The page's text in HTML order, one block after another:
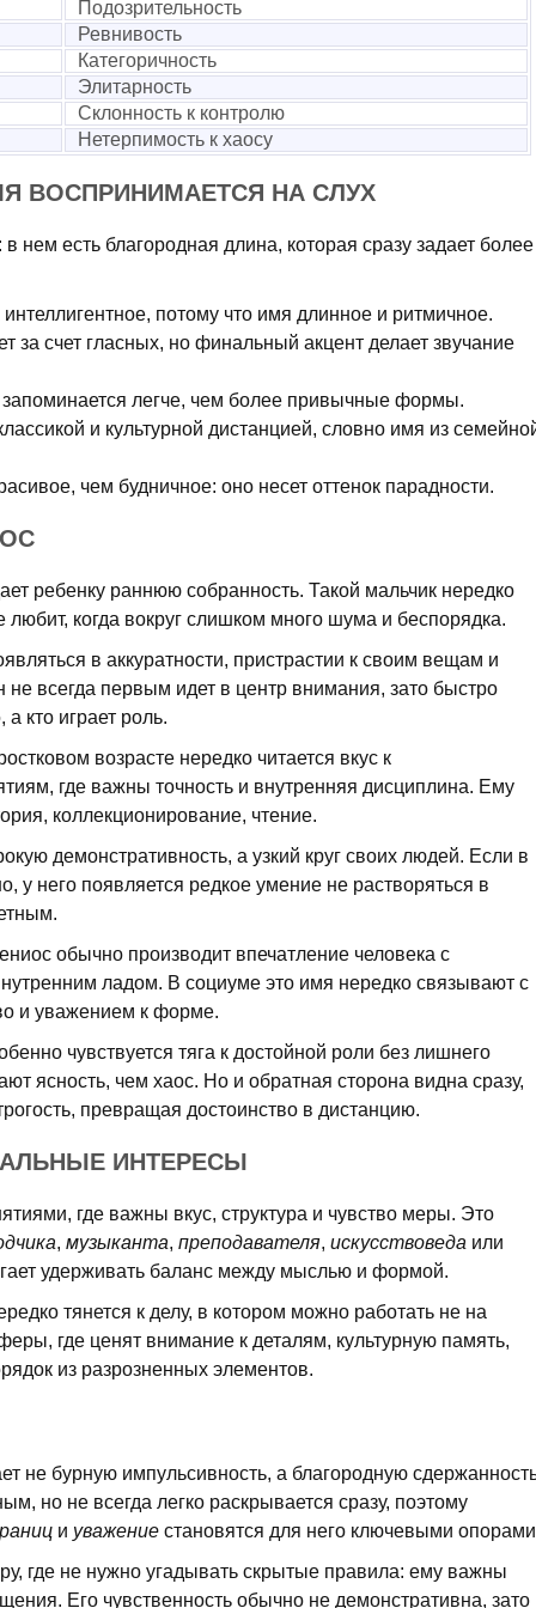
Подозрительность
Ревнивость
Категоричность
Элитарность
Склонность к контролю
Нетерпимость к хаосу
ВОСПРИНИМАЕТСЯ НА СЛУХ
нем есть благородная длина, которая сразу задает более
потому что имя длинное и ритмичное.
за счет гласных, но финальный акцент делает звучание
легче, чем более привычные формы.
и культурной дистанцией, словно имя из
чем будничное: оно несет оттенок парадности.
ребенку раннюю собранность. Такой мальчик нередко
когда вокруг слишком много шума и беспорядка.
в аккуратности, пристрастии к своим вещам и
всегда первым идет в центр внимания, зато быстро
а кто играет роль.
возрасте нередко читается вкус к
где важны точность и внутренняя дисциплина. Ему
коллекционирование, чтение.
демонстративность, а узкий круг своих людей. Если в
у него появляется редкое умение не растворяться в
обычно производит впечатление человека с
ладом. В социуме это имя нередко связывают с
и уважением к форме.
чувствуется тяга к достойной роли без лишнего
ясность, чем хаос. Но и обратная сторона видна сразу,
превращая достоинство в дистанцию.
ИНТЕРЕСЫ
где важны вкус, структура и чувство меры. Это
, музыканта, преподавателя, искусствоведа или
удерживать баланс между мыслью и формой.
тянется к делу, в котором можно работать не на
где ценят внимание к деталям, культурную память,
из разрозненных элементов.
не бурную импульсивность, а благородную
но не всегда легко раскрывается сразу, поэтому
и уважение становятся для него ключевыми
где не нужно угадывать скрытые правила: ему важны
Его чувственность обычно не демонстративна, зато